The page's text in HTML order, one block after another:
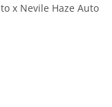
x Nevile Haze Auto